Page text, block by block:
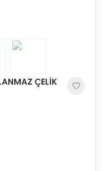
ÇELİK